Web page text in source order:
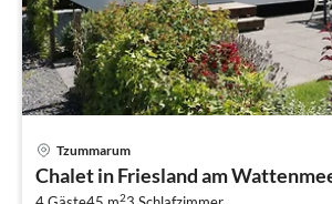
Tzummarum
Chalet in Friesland am
2